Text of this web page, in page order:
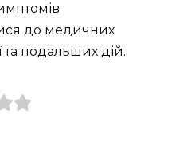
до медичних
та подальших дій.